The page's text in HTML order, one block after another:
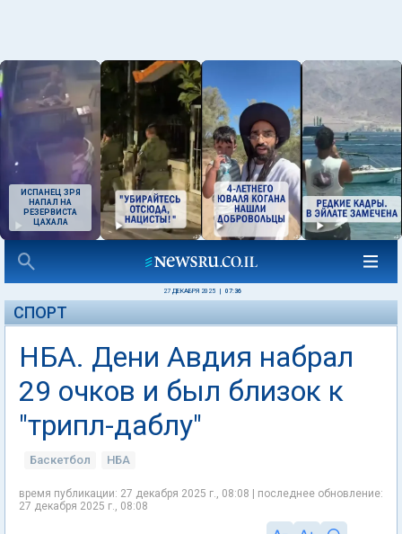
ИСПАНЕЦ ЗРЯ
НАПАЛ НА
РЕЗЕРВИСТА
ЦАХАЛА
27 ДЕКАБРЯ 2025 07:36
СПОРТ
НБА. Дени Авдия набрал
29 очков и был близок к
"трипл-даблу"
Баскетбол НБА
время публикации: 27 декабря 2025 г., 08:08 | последнее обновление:
27 декабря 2025 г., 08:08